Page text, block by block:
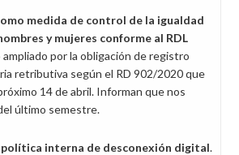
medida de control de la igualdad
y mujeres conforme al RDL
por la obligación de registro
retributiva según el RD 902/2020 que
14 de abril. Informan que nos
último semestre.
política interna de desconexión digital.